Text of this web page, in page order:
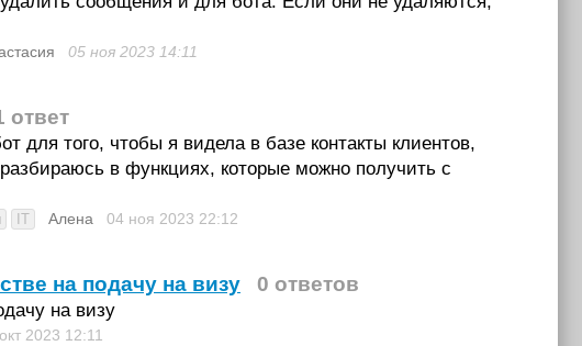
05 ноя 2023 14:11
ответ
того, чтобы я видела в базе контакты клиентов,
в функциях, которые можно получить с
IT Алена 04 ноя 2023 22:12
на подачу на визу 0 ответов
на визу
2023 12:11